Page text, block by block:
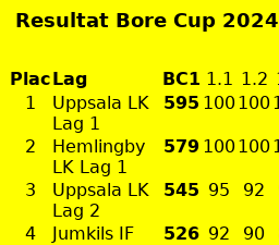
Resultat Bore Cup
PlacLag BC1 1.1 1.2
1
Uppsala LK
Lag 1
595 100100
2
Hemlingby
LK Lag 1
579 100100
3
Uppsala LK
Lag 2
545 95 92
4 Jumkils IF 526 92 90